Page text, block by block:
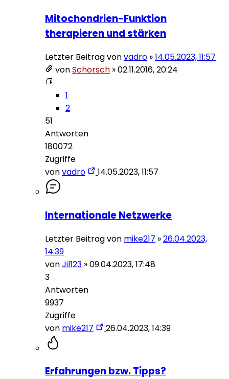
Mitochondrien-Funktion
therapieren und stärken
Letzter Beitrag vonvadro »14.05.2023, 11:57
vonSchorsch »02.11.2016, 20:24
1
2
51
Antworten
180072
Zugriffe
vonvadro 14.05.2023, 11:57
Internationale Netzwerke
Letzter Beitrag von mike217 »26.04.2023,
14:39
vonJil123 »09.04.2023, 17:48
3
Antworten
9937
Zugriffe
von mike217 26.04.2023, 14:39
Erfahrungen bzw. Tipps?